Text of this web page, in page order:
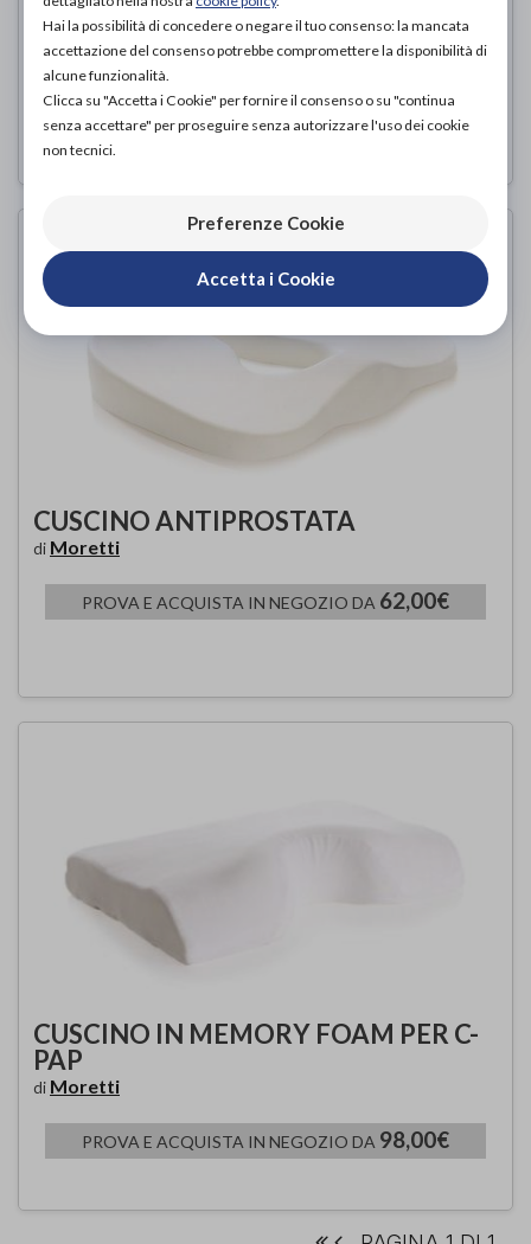
Termigea A55 Cuscino in fibra cava
siliconata con foro centrale – Linea
smart
diTermigea
PROVA E ACQUISTA IN NEGOZIO DA 45,00€
CUSCINO ANTIPROSTATA
di Moretti
PROVA E ACQUISTA IN NEGOZIO DA 62,00€
CUSCINO IN MEMORY FOAM PER C-
PAP
di Moretti
PROVA E ACQUISTA IN NEGOZIO DA 98,00€
Hai la possibilità di concedere o negare il tuo consenso: la mancata
accettazione del consenso potrebbe compromettere la disponibilità di
alcune funzionalità.
Clicca su "Accetta i Cookie" per fornire il consenso o su "continua
senza accettare" per proseguire senza autorizzare l'uso dei cookie
non tecnici.
Preferenze Cookie
Accetta i Cookie